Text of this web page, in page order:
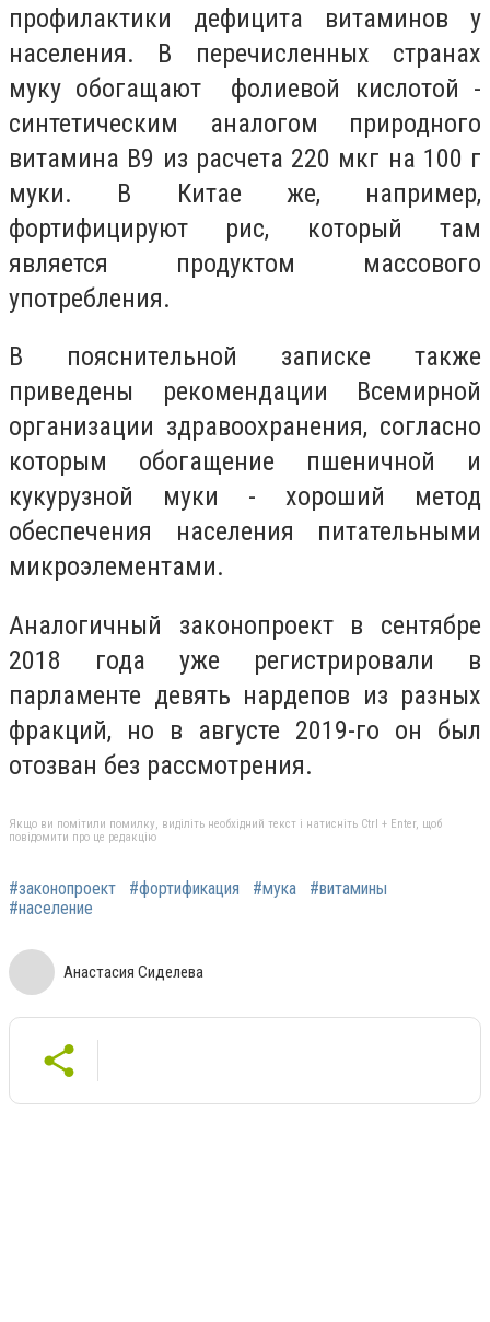
профилактики дефицита витаминов у
населения. В перечисленных странах
муку обогащают фолиевой кислотой -
синтетическим аналогом природного
витамина В9 из расчета 220 мкг на 100 г
муки. В Китае же, например,
фортифицируют рис, который там
является продуктом массового
употребления.
В пояснительной записке также
приведены рекомендации Всемирной
организации здравоохранения, согласно
которым обогащение пшеничной и
кукурузной муки - хороший метод
обеспечения населения питательными
микроэлементами.
Аналогичный законопроект в сентябре
2018 года уже регистрировали в
парламенте девять нардепов из разных
фракций, но в августе 2019-го он был
отозван без рассмотрения.
Якщо ви помітили помилку, виділіть необхідний текст і натисніть Ctrl + Enter, щоб
повідомити про це редакцію
#законопроект #фортификация #мука
#витамины
#население
Анастасия Сиделева